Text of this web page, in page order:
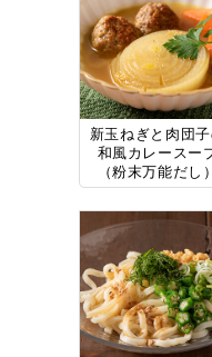
新玉ねぎと肉団
和風カレースー
（粉末万能だし）